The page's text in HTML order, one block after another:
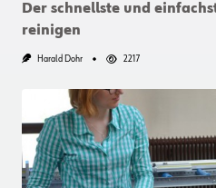
Der schnellste und
reinigen
Harald Dohr 2217